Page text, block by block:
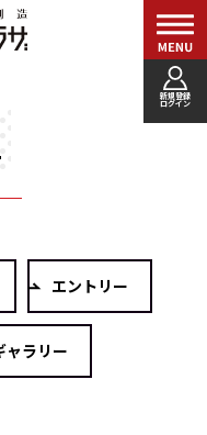
新規登録
ログイン
エントリー
ャラリー